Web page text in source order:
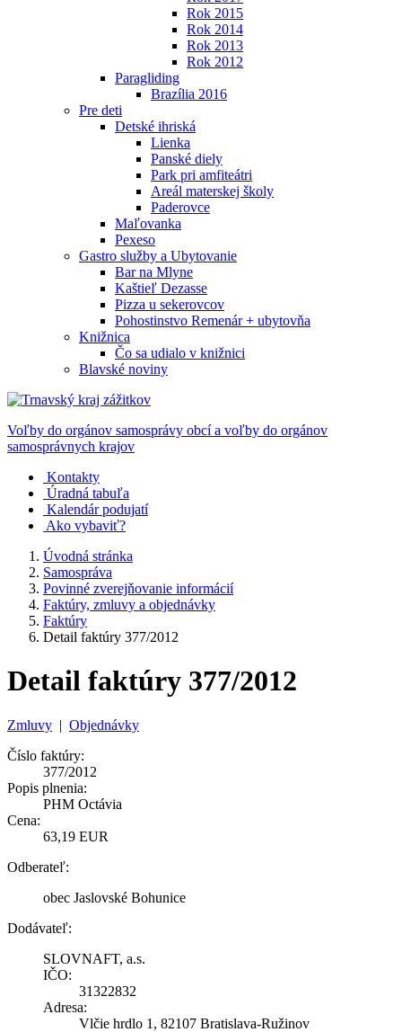
Rok 2015
Rok 2014
Rok 2013
Rok 2012
Paragliding
Brazília 2016
Pre deti
Detské ihriská
Lienka
Panské diely
Park pri amfiteátri
Areál materskej školy
Paderovce
Maľovanka
Pexeso
Gastro služby a Ubytovanie
Bar na Mlyne
Kaštieľ Dezasse
Pizza u sekerovcov
Pohostinstvo Remenár + ubytovňa
Knižnica
Čo sa udialo v knižnici
Blavské noviny
Voľby do orgánov samosprávy obcí a voľby do orgánov
samosprávnych krajov
Kontakty
Úradná tabuľa
Kalendár podujatí
Ako vybaviť?
Úvodná stránka
Samospráva
Povinné zverejňovanie informácií
Faktúry, zmluvy a objednávky
Faktúry
Detail faktúry 377/2012
Detail faktúry 377/2012
Zmluvy | Objednávky
Číslo faktúry:
377/2012
Popis plnenia:
PHM Octávia
Cena:
63,19 EUR
Odberateľ:
obec Jaslovské Bohunice
Dodávateľ:
SLOVNAFT, a.s.
IČO:
31322832
Adresa:
Vlčie hrdlo 1, 82107 Bratislava-Ružinov